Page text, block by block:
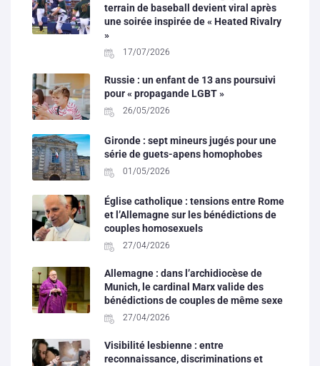
terrain de baseball devient viral après
une soirée inspirée de « Heated Rivalry
»
17/07/2026
Russie : un enfant de 13 ans poursuivi
pour « propagande LGBT »
26/05/2026
Gironde : sept mineurs jugés pour une
série de guets-apens homophobes
01/05/2026
Église catholique : tensions entre Rome
et l’Allemagne sur les bénédictions de
couples homosexuels
27/04/2026
Allemagne : dans l’archidiocèse de
Munich, le cardinal Marx valide des
bénédictions de couples de même sexe
27/04/2026
Visibilité lesbienne : entre
reconnaissance, discriminations et